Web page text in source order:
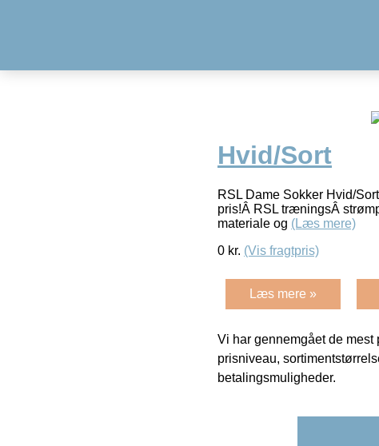
Hvid/Sort
RSL Dame Sokker Hvid/
pris!Â RSL træningsÂ
materiale og (Læs mere)
0 kr. (Vis fragtpris)
Læs mere »
Vi har gennemgået de
prisniveau,
betalingsmuligheder.